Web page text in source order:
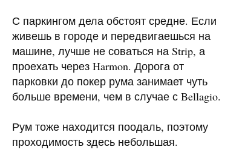
С паркингом дела обстоят средне. Если
живешь в городе и передвигаешься на
машине, лучше не соваться на Strip, а
проехать через Harmon. Дорога от
парковки до покер рума занимает чуть
больше времени, чем в случае с Bellagio.
Рум тоже находится поодаль, поэтому
проходимость здесь небольшая.